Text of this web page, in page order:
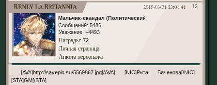
12
2015-03-31 23:01:41
Renly la Britannia
Мальчик-скандал (Политический)
Сообщений: 5486
Уважение: +4493
Награды: 72
Личная страница
Анкета персонажа
[AVA]http://savepic.su/5569867.jpg[/AVA] [NIC]Рита Бяченова[/NIC]
[STA]GM[/STA]